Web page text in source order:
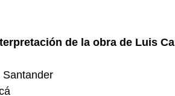
de la obra de Luis
Santander